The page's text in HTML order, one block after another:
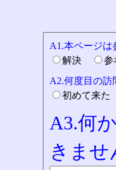
A1.本ページ
解決
A2.何度目の訪
初めて
A3.何
きませ